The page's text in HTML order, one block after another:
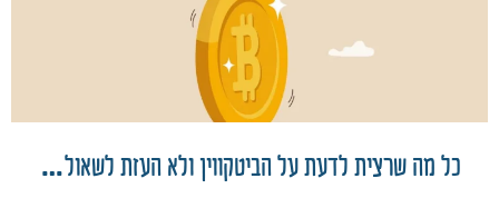
כל מה שרצית לדעת על הביטקווין ולא העזת לשאול…